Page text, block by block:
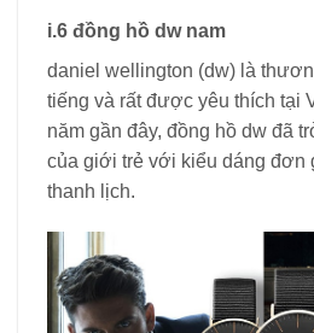
i.6 đồng hồ dw nam
daniel wellington (dw) là
tiếng và rất được yêu thích tại
năm gần đây, đồng hồ dw đã
của giới trẻ với kiểu dáng đơn
thanh lịch.